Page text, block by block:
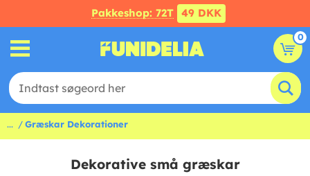
Pakkeshop: 72T 49 DKK
0
... Græskar Dekorationer
Dekorative små græskar